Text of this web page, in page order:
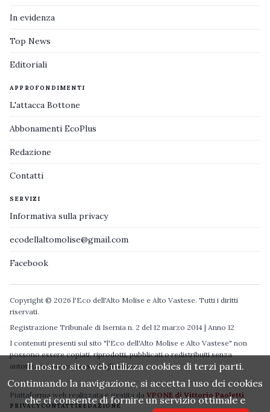
In evidenza
Top News
Editoriali
APPROFONDIMENTI
L'attacca Bottone
Abbonamenti EcoPlus
Redazione
Contatti
SERVIZI
Informativa sulla privacy
ecodellaltomolise@gmail.com
Facebook
Copyright © 2026 l'Eco dell'Alto Molise e Alto Vastese. Tutti i diritti
riservati.
Registrazione Tribunale di Isernia n. 2 del 12 marzo 2014 | Anno 12
I contenuti presenti sul sito "l'Eco dell'Alto Molise e Alto Vastese" non
possono essere copiati, riprodotti, pubblicati o redistribuiti senza
autorizzazione espressa degli autori.
Piattaforma web realizzata e gestita da VPONE di Vittorio Paoletti
PRIVACYCONTATTIREDAZIONE
Il nostro sito web utilizza cookies di terzi parti.
Continuando la navigazione, si accetta l uso dei cookies
che ci consente di fornire un servizio ottimale e